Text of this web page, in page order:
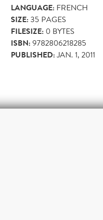
LANGUAGE: FRENCH
SIZE:35 PAGES
FILESIZE: 0 BYTES
ISBN:9782806218285
PUBLISHED:JAN. 1, 2011